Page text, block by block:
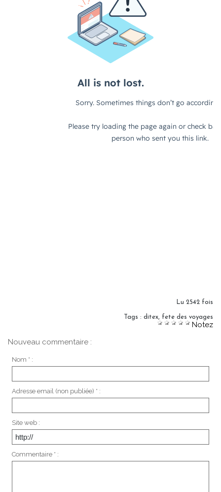
Lu 2542 fois
Tags : ditex, fete des voyages
Notez
Nouveau commentaire :
Nom * :
Adresse email (non publiée) * :
Site web :
Commentaire * :